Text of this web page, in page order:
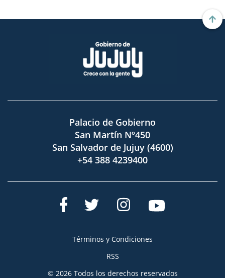
Palacio de Gobierno
San Martín Nº450
San Salvador de Jujuy (4600)
+54 388 4239400
Términos y Condiciones
RSS
© 2026 Todos los derechos reservados